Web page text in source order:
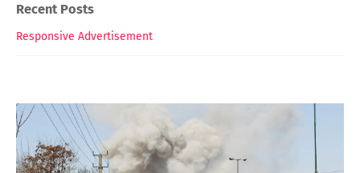
Recent Posts
Responsive Advertisement